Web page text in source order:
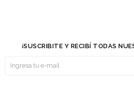
¡SUSCRIBITE Y RECIBÍ TODAS